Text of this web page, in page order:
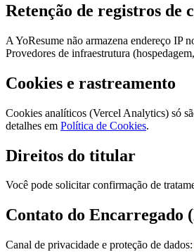
Retenção de registros de
A YoResume não armazena endereço IP
Provedores de infraestrutura
Cookies e rastreamento
Cookies analíticos (Vercel Analytics) só
detalhes em Política de Cookies.
Direitos do titular
Você pode solicitar confirmação de
Contato do Encarregado
Canal de privacidade e proteção de dados: